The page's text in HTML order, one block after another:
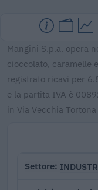
Mangini S.p.a. opera
cioccolato, caramelle
registrato ricavi per
e la partita IVA è
in Via Vecchia
Settore